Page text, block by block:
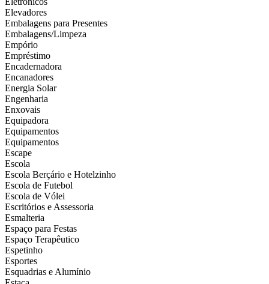
Elevadores
Embalagens para Presentes
Embalagens/Limpeza
Empório
Empréstimo
Encadernadora
Encanadores
Energia Solar
Engenharia
Enxovais
Equipadora
Equipamentos
Equipamentos
Escape
Escola
Escola Berçário e Hotelzinho
Escola de Futebol
Escola de Vólei
Escritórios e Assessoria
Esmalteria
Espaço para Festas
Espaço Terapêutico
Espetinho
Esportes
Esquadrias e Alumínio